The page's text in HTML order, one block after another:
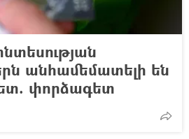
անհամեմատելի են
փորձագետ